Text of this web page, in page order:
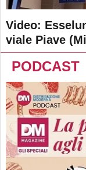
Video:
viale Piave
PODCAST